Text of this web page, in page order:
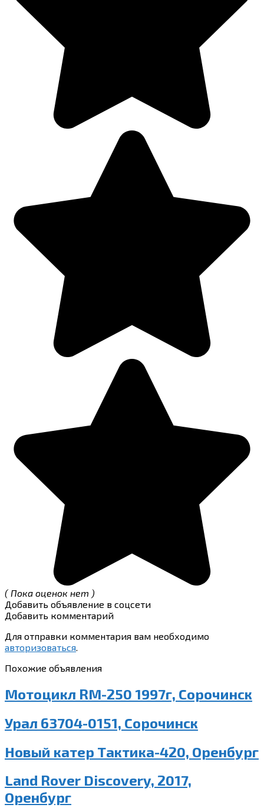
( Пока оценок нет )
Добавить объявление в соцсети
Добавить комментарий
Для отправки комментария вам необходимо
авторизоваться.
Похожие объявления
Мотоцикл RM-250 1997г, Сорочинск
Урал 63704-0151, Сорочинск
Новый катер Тактика-420, Оренбург
Land Rover Discovery, 2017,
Оренбург